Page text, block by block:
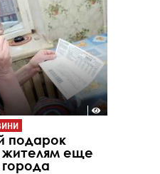
подарок
жителям еще